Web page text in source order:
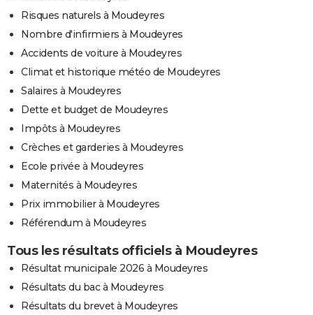
Risques naturels à Moudeyres
Nombre d'infirmiers à Moudeyres
Accidents de voiture à Moudeyres
Climat et historique météo de Moudeyres
Salaires à Moudeyres
Dette et budget de Moudeyres
Impôts à Moudeyres
Crèches et garderies à Moudeyres
Ecole privée à Moudeyres
Maternités à Moudeyres
Prix immobilier à Moudeyres
Référendum à Moudeyres
Tous les résultats officiels à Moudeyres
Résultat municipale 2026 à Moudeyres
Résultats du bac à Moudeyres
Résultats du brevet à Moudeyres